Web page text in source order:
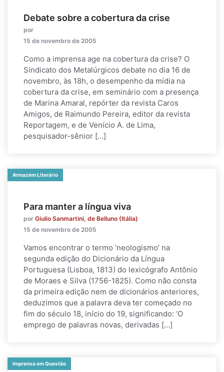
Debate sobre a cobertura da crise
por
15 de novembro de 2005
Como a imprensa age na cobertura da crise? O
Sindicato dos Metalúrgicos debate no dia 16 de
novembro, às 18h, o desempenho da mídia na
cobertura da crise, em seminário com a presença
de Marina Amaral, repórter da revista Caros
Amigos, de Raimundo Pereira, editor da revista
Reportagem, e de Venício A. de Lima,
pesquisador-sênior […]
Armazém Literário
Para manter a língua viva
por Giulio Sanmartini, de Belluno (Itália)
15 de novembro de 2005
Vamos encontrar o termo ‘neologismo’ na
segunda edição do Dicionário da Língua
Portuguesa (Lisboa, 1813) do lexicógrafo Antônio
de Moraes e Silva (1756-1825). Como não consta
da primeira edição nem de dicionários anteriores,
deduzimos que a palavra deva ter começado no
fim do século 18, início do 19, significando: ‘O
emprego de palavras novas, derivadas […]
Imprensa em Questão